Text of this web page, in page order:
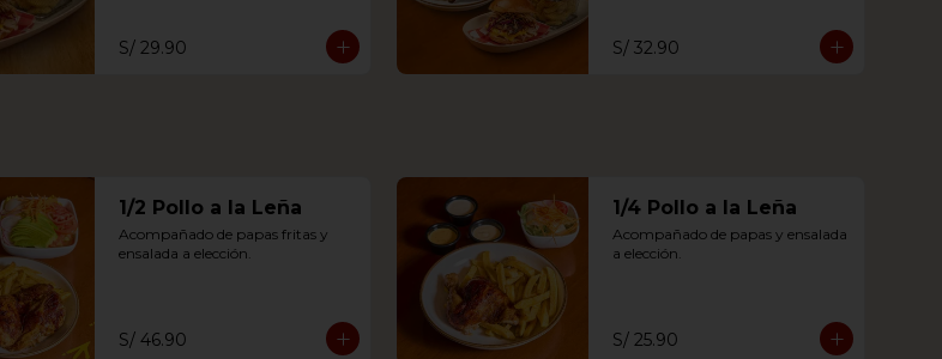
S/ 29.90 S/ 32.90
1/2 Pollo a la Leña
Acompañado de papas fritas y
ensalada a elección.
S/ 46.90
1/4 Pollo a la Leña
Acompañado de papas y ensalada
a elección.
S/ 25.90